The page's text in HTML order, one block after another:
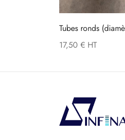
Tubes ronds
17,50 €